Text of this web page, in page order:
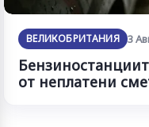
ВЕЛИКОБРИТАНИЯ 3
от неплатени